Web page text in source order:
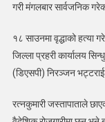
गरी मंगलबार सार्वजनिक
१८ साउनमा वृद्धाको हत्या
जिल्ला प्रहरी कार्यालय
(डिएसपी) निरञ्जन
रत्नकुमारी जस्तापाताले